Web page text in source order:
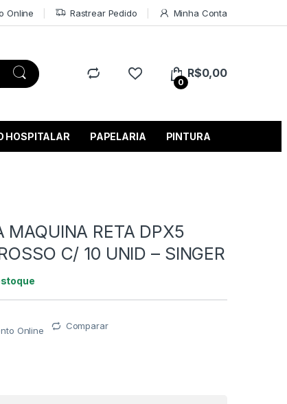
Online Rastrear Pedido Minha Conta
0
R$0,00
HOSPITALAR PAPELARIA PINTURA
MAQUINA RETA DPX5
C/ 10 UNID – SINGER
Online Comparar